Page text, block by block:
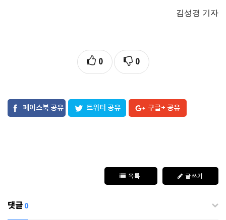
김성경 기자
0 0
페이스북 공유 트위터 공유 구글+ 공유
목록 글쓰기
댓글 0